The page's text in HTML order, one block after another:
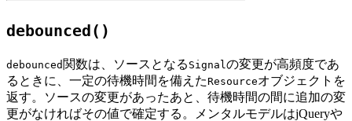
debounced()
debounced 関数は、ソースとなる Signal の変更が高頻度であ
るときに、一定の待機時間を備えたResourceオブジェクトを
返す。ソースの変更があったあと、待機時間の間に追加の変
更がなければその値で確定する。メンタルモデルはjQueryや